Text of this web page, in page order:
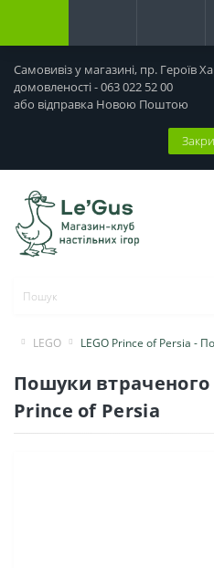
Самовивіз у магазині, пр. Героїв
домовленості - 063 022 52 00
або відправка Новою Поштою
LEGO LEGO Prince of Persia -
Пошуки втраченого
Prince of Persia